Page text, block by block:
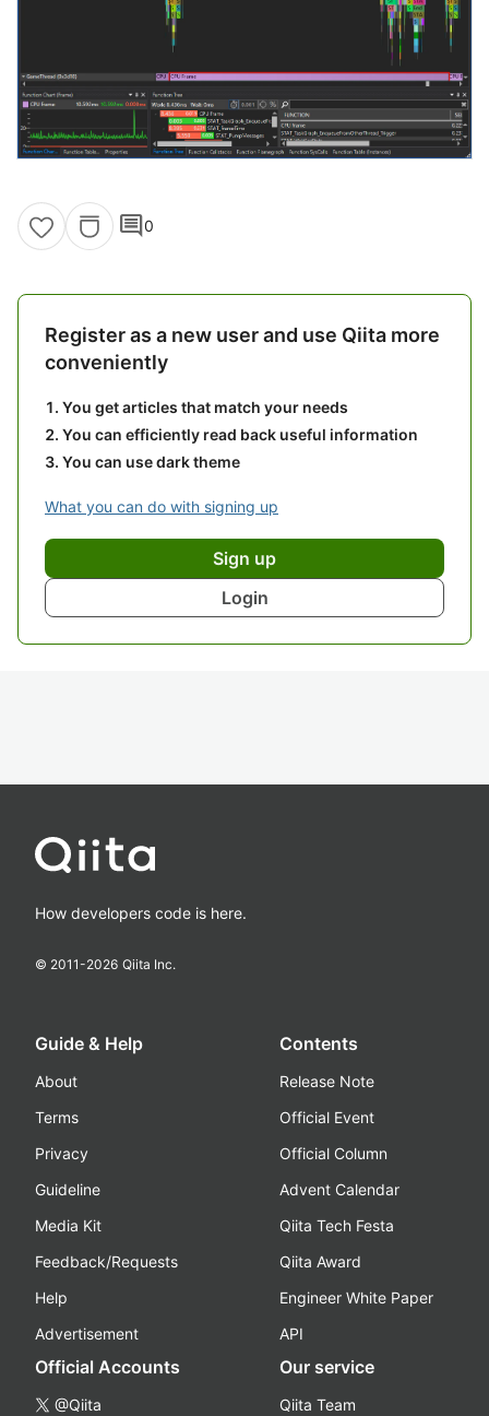
comment0
Register as a new user and use Qiita more
conveniently
You get articles that match your needs
You can efficiently read back useful information
You can use dark theme
What you can do with signing up
Sign up
Login
How developers code is here.
© 2011-2026 Qiita Inc.
Guide & Help
About
Terms
Privacy
Guideline
Media Kit
Feedback/Requests
Help
Advertisement
Contents
Release Note
Official Event
Official Column
Advent Calendar
Qiita Tech Festa
Qiita Award
Engineer White Paper
API
Official Accounts
@Qiita
Our service
Qiita Team